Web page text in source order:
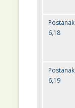
Postanak
6,18
Postanak
6,19